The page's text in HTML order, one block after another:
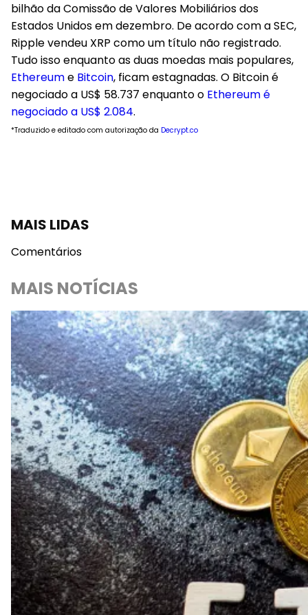
bilhão da Comissão de Valores Mobiliários dos
Estados Unidos em dezembro. De acordo com a SEC,
Ripple vendeu XRP como um título não registrado.
Tudo isso enquanto as duas moedas mais populares,
Ethereume Bitcoin, ficam estagnadas. O Bitcoin é
negociado a US$ 58.737 enquanto o Ethereum é
negociado a US$ 2.084.
*Traduzido e editado com autorização da Decrypt.co
MAIS LIDAS
Comentários
MAIS NOTÍCIAS